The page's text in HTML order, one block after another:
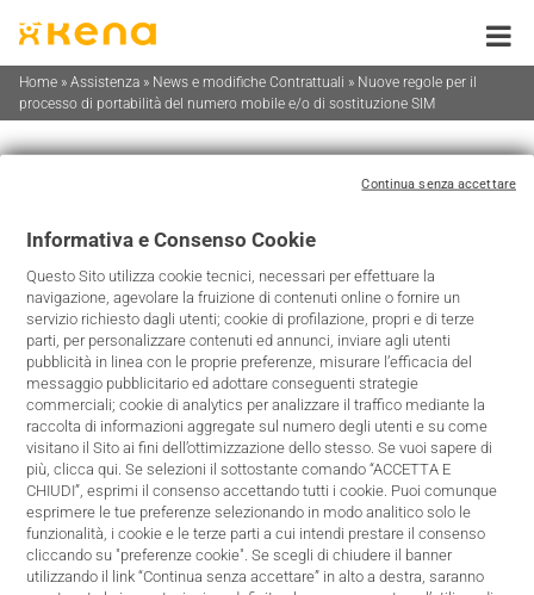
content
Home » Assistenza » News e modifiche Contrattuali » Nuove regole per il
processo di portabilità del numero mobile e/o di sostituzione SIM
Nuove regole per il processo di
portabilità del numero mobile e/o di
sostituzione SIM
Informativa per i Clienti Kena
KENA informa che, in ottemperanza a quanto previsto
dalla delibera AGCom n. 86/21/CIR,a partire dal 14
novembre 2022troveranno applicazione lenuove regole
per il processo di portabilità del numero mobile (MNP)
e/o di sostituzione della SIM.Tali regole sono state
introdotte con l’obiettivo di tutelare ancora più
efficacemente i clienti dal possibile furto del proprio
numero mobile.
Informativa e Consenso Cookie
Questo Sito utilizza cookie tecnici, necessari per effettuare la
navigazione, agevolare la fruizione di contenuti online o fornire un
servizio richiesto dagli utenti; cookie di profilazione, propri e di terze
parti, per personalizzare contenuti ed annunci, inviare agli utenti
pubblicità in linea con le proprie preferenze, misurare l’efficacia del
messaggio pubblicitario ed adottare conseguenti strategie
commerciali; cookie di analytics per analizzare il traffico mediante la
raccolta di informazioni aggregate sul numero degli utenti e su come
visitano il Sito ai fini dell’ottimizzazione dello stesso. Se vuoi sapere di
più, clicca qui. Se selezioni il sottostante comando “ACCETTA E
CHIUDI”, esprimi il consenso accettando tutti i cookie. Puoi comunque
esprimere le tue preferenze selezionando in modo analitico solo le
funzionalità, i cookie e le terze parti a cui intendi prestare il consenso
cliccando su "preferenze cookie". Se scegli di chiudere il banner
utilizzando il link “Continua senza accettare” in alto a destra, saranno
Continua senza accettare